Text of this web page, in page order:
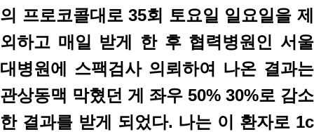
의 프로코콜대로 35회 토요일 일요일을 제
외하고 매일 받게 한 후 협력병원인 서울
대병원에 스팩검사 의뢰하여 나온 결과는
관상동맥 막혔던 게 좌우 50% 30%로 감소
한 결과를 받게 되었다. 나는 이 환자로 1c